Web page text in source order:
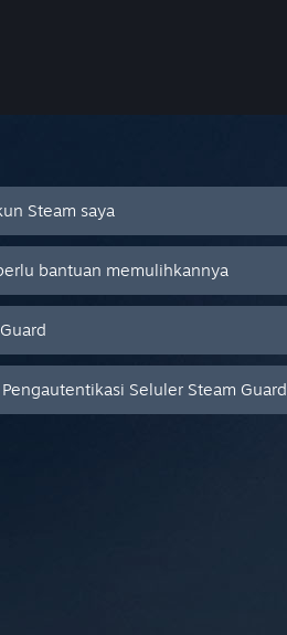
Steam saya
bantuan memulihkannya
Seluler Steam Guard